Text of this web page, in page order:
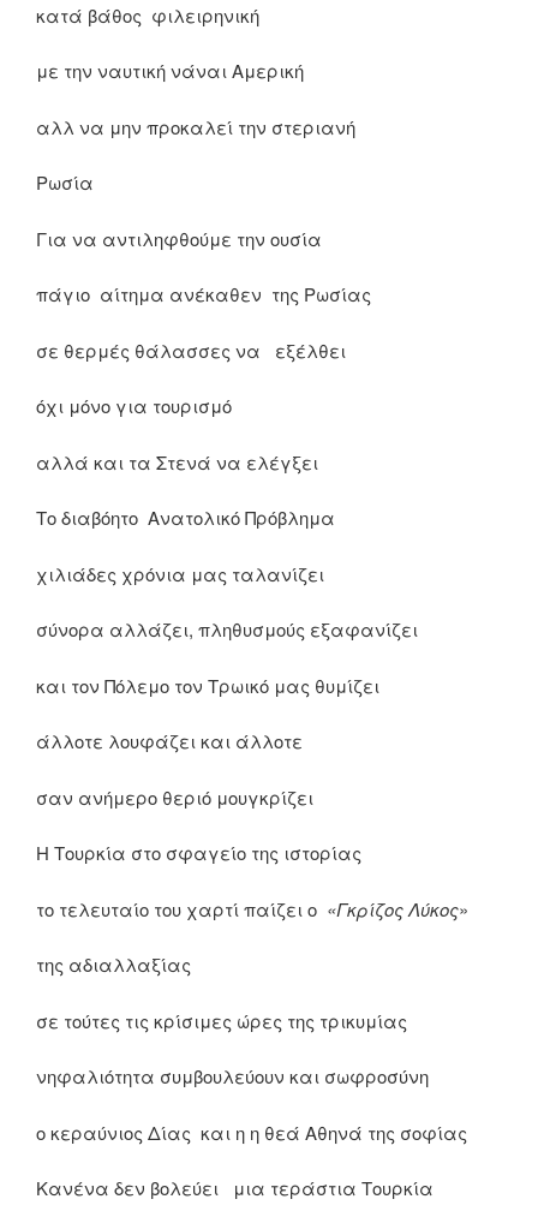
κατά βάθος φιλειρηνική
με την ναυτική νάναι Αμερική
αλλ να μην προκαλεί την στεριανή
Ρωσία
Για να αντιληφθούμε την ουσία
πάγιο αίτημα ανέκαθεν της Ρωσίας
σε θερμές θάλασσες να εξέλθει
όχι μόνο για τουρισμό
αλλά και τα Στενά να ελέγξει
Το διαβόητο Ανατολικό Πρόβλημα
χιλιάδες χρόνια μας ταλανίζει
σύνορα αλλάζει, πληθυσμούς εξαφανίζει
και τον Πόλεμο τον Τρωικό μας θυμίζει
άλλοτε λουφάζει και άλλοτε
σαν ανήμερο θεριό μουγκρίζει
Η Τουρκία στο σφαγείο της ιστορίας
το τελευταίο του χαρτί παίζει ο «Γκρίζος Λύκος»
της αδιαλλαξίας
σε τούτες τις κρίσιμες ώρες της τρικυμίας
νηφαλιότητα συμβουλεύουν και σωφροσύνη
ο κεραύνιος Δίας και η η θεά Αθηνά της σοφίας
Κανένα δεν βολεύει μια τεράστια Τουρκία